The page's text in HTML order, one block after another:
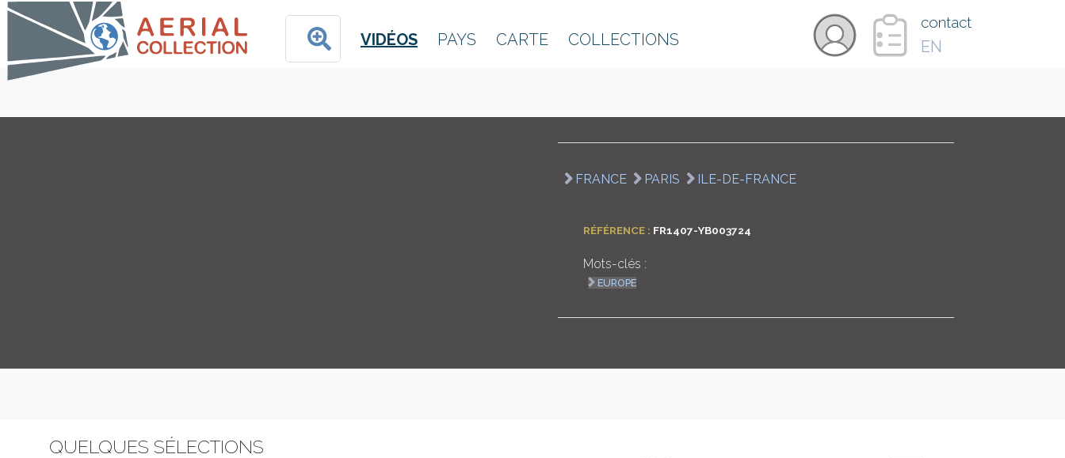
VIDÉOS PAYS CARTE COLLECTIONS
contact
EN
FRANCE PARIS ILE-DE-FRANCE
RÉFÉRENCE : FR1407-YB003724
Mots-clés :
EUROPE
QUELQUES SÉLECTIONS